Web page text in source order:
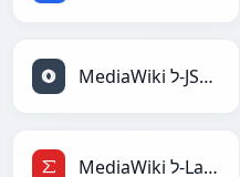
MediaWiki ל-JSON
MediaWiki ל-LaTeX